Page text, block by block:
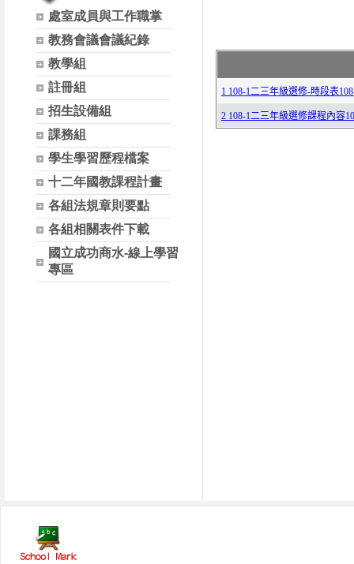
處室成員與工作職掌
教務會議會議紀錄
教學組
註冊組
招生設備組
課務組
學生學習歷程檔案
十二年國教課程計畫
各組法規章則要點
各組相關表件下載
國立成功商水-線上學習
專區